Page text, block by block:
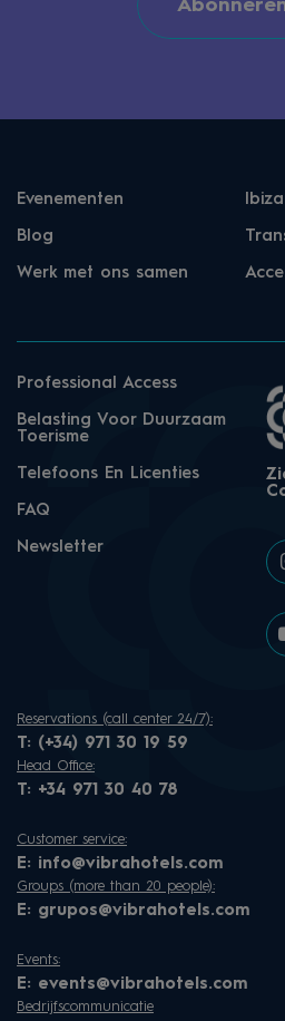
Evenementen
Blog
Werk met ons samen
Professional Access
Belasting Voor Duurzaam
Toerisme
Telefoons En Licenties
FAQ
Newsletter
Reservations (call center 24/7):
T: (+34) 971 30 19 59
Head Office:
T: +34 971 30 40 78
Customer service:
E: info@vibrahotels.com
Groups (more than 20 people):
E: grupos@vibrahotels.com
Events:
E: events@vibrahotels.com
Bedrijfscommunicatie